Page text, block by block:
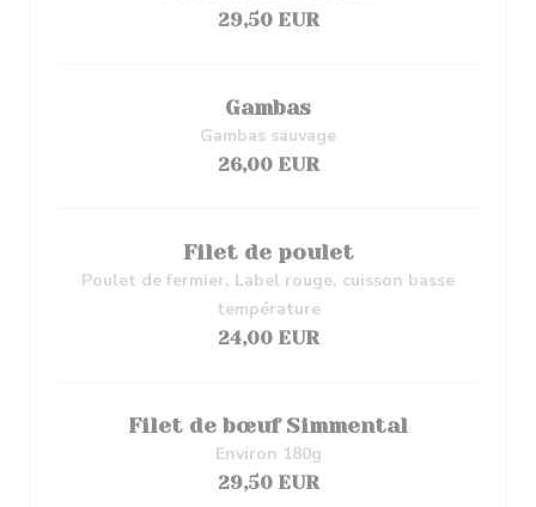
29,50 EUR
Gambas
Gambas sauvage
26,00 EUR
Filet de poulet
Poulet de fermier, Label rouge, cuisson basse
température
24,00 EUR
Filet de bœuf Simmental
Environ 180g
29,50 EUR